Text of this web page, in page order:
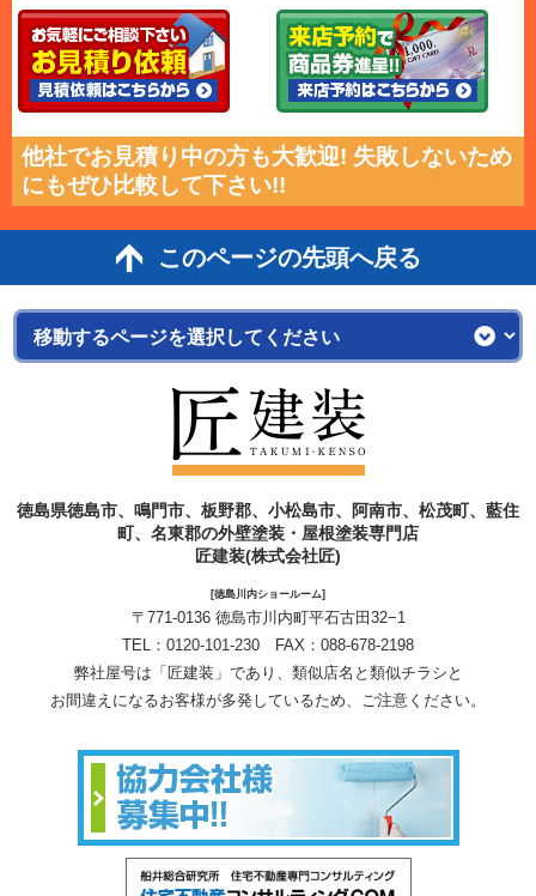
他社でお見積り中の方も大歓迎! 失敗しないため
にもぜひ比較して下さい!!
このページの先頭へ戻る
徳島県徳島市、鳴門市、板野郡、小松島市、阿南市、松茂町、藍住
町、名東郡の外壁塗装・屋根塗装専門店
匠建装(株式会社匠)
[徳島川内ショールーム]
〒771-0136 徳島市川内町平石古田32−1
TEL： 0120-101-230 FAX：088-678-2198
弊社屋号は「匠建装」であり、類似店名と類似チラシと
お間違えになるお客様が多発しているため、ご注意ください。